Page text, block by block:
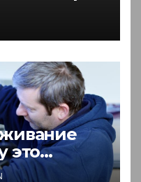
это
новой?